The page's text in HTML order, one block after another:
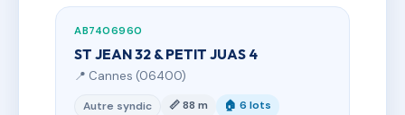
AB7406960
ST JEAN 32 & PETIT JUAS 4
📍 Cannes (06400)
Autre syndic 📏 88 m 🏠 6 lots